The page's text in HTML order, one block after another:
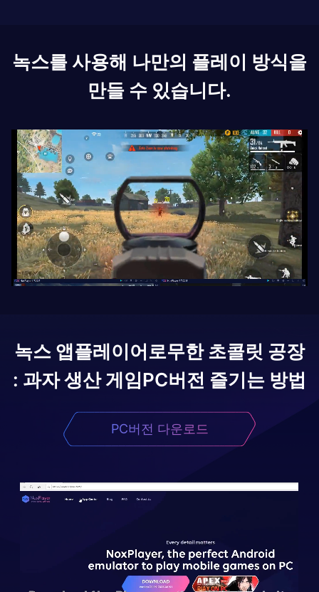
녹스를 사용해 나만의 플레이 방식을
만들 수 있습니다.
녹스 앱플레이어로무한 초콜릿 공장
: 과자 생산 게임PC버전 즐기는 방법
PC버전 다운로드